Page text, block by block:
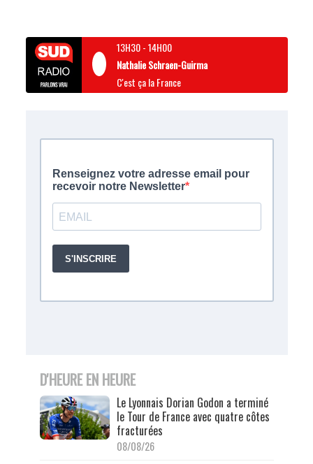
13H30-14H00
Nathalie Schraen-Guirma
C'est ça la France
D'HEURE EN HEURE
Le Lyonnais Dorian Godon a terminé
le Tour de France avec quatre côtes
fracturées
08/08/26